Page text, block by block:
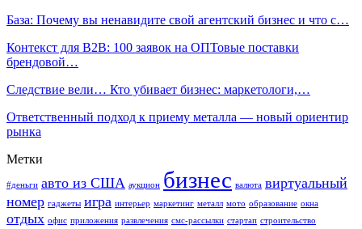
База: Почему вы ненавидите свой агентский бизнес и что с…
Контекст для B2B: 100 заявок на ОПТовые поставки
брендовой…
Следствие вели… Кто убивает бизнес: маркетологи,…
Ответственный подход к приему металла — новый ориентир
рынка
Метки
#деньги авто из США аукцион бизнес валюта виртуальный
номер гаджеты игра интерьер маркетинг металл мото образование окна
отдых офис приложения развлечения смс-рассылки стартап строительство